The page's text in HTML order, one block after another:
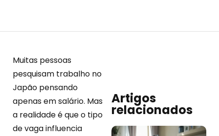
Muitas pessoas
pesquisam trabalho no
Japão pensando
apenas em salário. Mas
a realidade é que o tipo
de vaga influencia
Artigos
relacionados